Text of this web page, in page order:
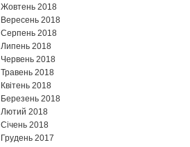
Жовтень 2018
Вересень 2018
Серпень 2018
Липень 2018
Червень 2018
Травень 2018
Квітень 2018
Березень 2018
Лютий 2018
Січень 2018
Грудень 2017